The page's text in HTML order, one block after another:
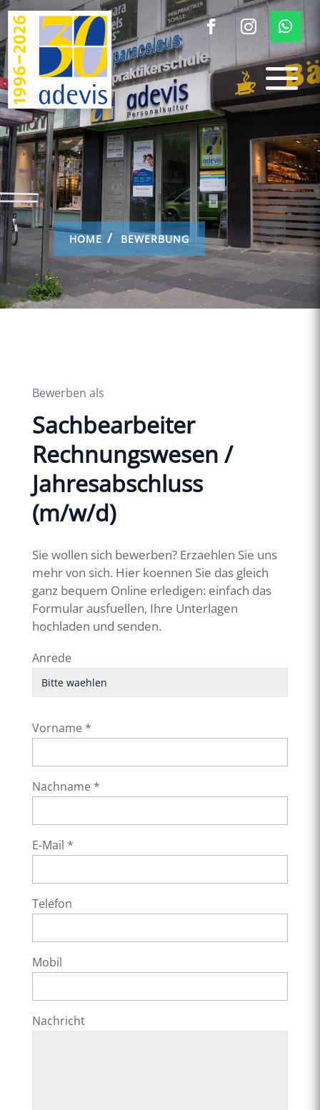
HOME BEWERBUNG
Bewerben als
Sachbearbeiter
Rechnungswesen /
Jahresabschluss
(m/w/d)
Sie wollen sich bewerben? Erzaehlen Sie uns
mehr von sich. Hier koennen Sie das gleich
ganz bequem Online erledigen: einfach das
Formular ausfuellen, Ihre Unterlagen
hochladen und senden.
Anrede
Vorname *
Nachname *
E-Mail *
Telefon
Mobil
Nachricht